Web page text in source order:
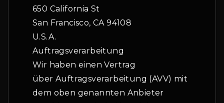
650 California St
San Francisco, CA 94108
U.S.A.
Auftragsverarbeitung
Wir haben einen Vertrag
über Auftragsverarbeitung (AVV) mit
dem oben genannten Anbieter